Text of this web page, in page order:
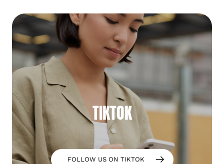
TIKTOK
FOLLOW US ON TIKTOK